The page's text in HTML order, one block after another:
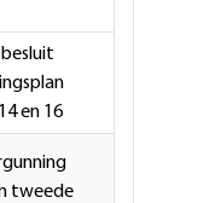
en 16
tweede